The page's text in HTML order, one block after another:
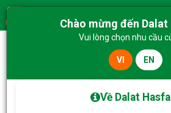
Menu Chào mừng đến
Vui lòng chọn nhu cầu
VI EN
Về Dalat